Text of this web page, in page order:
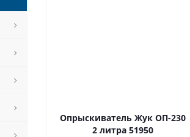
Опрыскиватель Жук ОП-230
2 литра 51950